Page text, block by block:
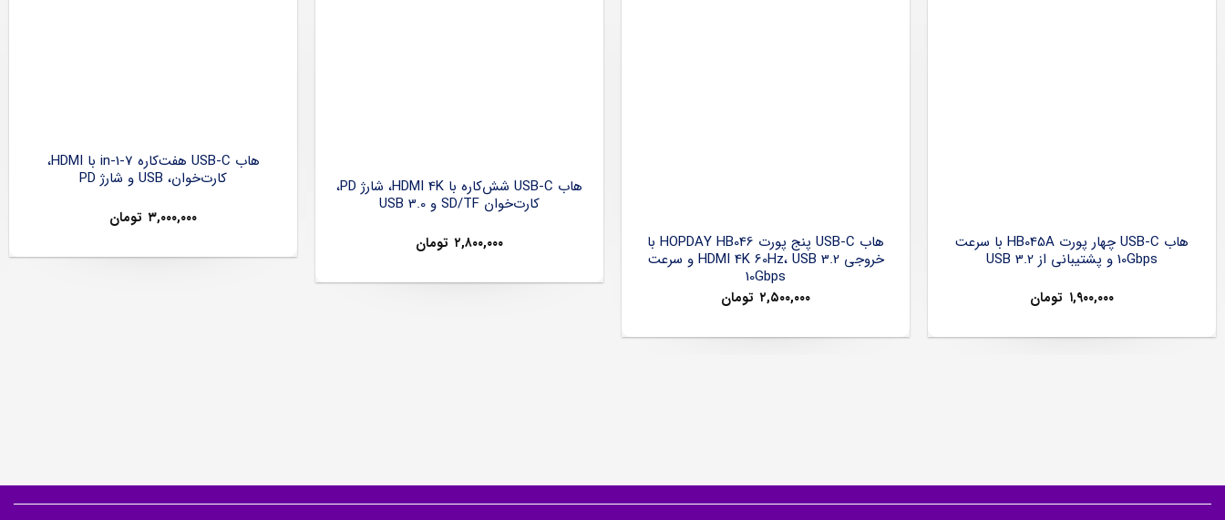
هاب USB-C چهار پورت HB045A با سرعت
10Gbps و پشتیبانی از USB 3.2
۱,۹۰۰,۰۰۰ تومان
هاب USB-C پنج پورت HOPDAY HB046 با
خروجی HDMI 4K 60Hz، USB 3.2 و سرعت
10Gbps
۲,۵۰۰,۰۰۰ تومان
هاب USB-C شش‌کاره با HDMI 4K، شارژ PD،
کارت‌خوان SD/TF و USB 3.0
۲,۸۰۰,۰۰۰ تومان
هاب USB-C هفت‌کاره 7-in-1 با HDMI،
کارت‌خوان، USB و شارژ PD
۳,۰۰۰,۰۰۰ تومان